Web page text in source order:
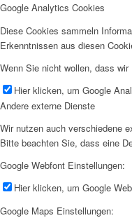
Google Analytics Cookies
Diese Cookies sammeln
Erkenntnissen aus diesen
Wenn Sie nicht wollen, dass
Hier klicken, um Google
Andere externe Dienste
Wir nutzen auch verschiedene
Bitte beachten Sie, dass eine
Google Webfont Einstellungen:
Hier klicken, um Google
Google Maps Einstellungen: